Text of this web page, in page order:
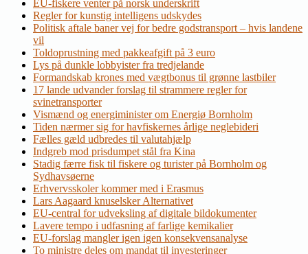
EU-fiskere venter på norsk underskrift
Regler for kunstig intelligens udskydes
Politisk aftale baner vej for bedre godstransport – hvis landene
vil
Toldoprustning med pakkeafgift på 3 euro
Lys på dunkle lobbyister fra tredjelande
Formandskab krones med vægtbonus til grønne lastbiler
17 lande udvander forslag til strammere regler for
svinetransporter
Vismænd og energiminister om Energiø Bornholm
Tiden nærmer sig for havfiskernes årlige neglebideri
Fælles gæld udbredes til valutahjælp
Indgreb mod prisdumpet stål fra Kina
Stadig færre fisk til fiskere og turister på Bornholm og
Sydhavsøerne
Erhvervsskoler kommer med i Erasmus
Lars Aagaard knuselsker Alternativet
EU-central for udveksling af digitale bildokumenter
Lavere tempo i udfasning af farlige kemikalier
EU-forslag mangler igen igen konsekvensanalyse
To ministre deles om mandat til investeringer